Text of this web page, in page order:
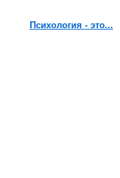
Психология - это...